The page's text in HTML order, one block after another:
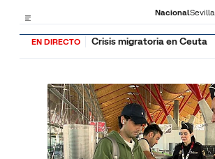
NacionalSevilla
EN DIRECTO Crisis migratoria en Ceuta